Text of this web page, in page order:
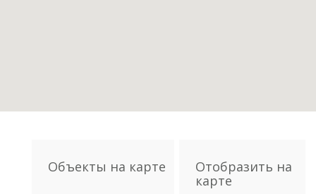
Объекты на карте
Отобразить на
карте